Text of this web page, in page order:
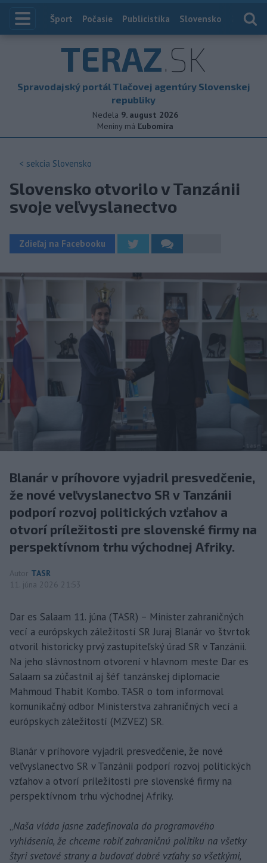
Index
Šport Počasie Publicistika Slovensko
TERAZ.SK
Spravodajský portál Tlačovej agentúry Slovenskej
republiky
Nedela 9. august 2026
Meniny má Ľubomíra
< sekcia Slovensko
Slovensko otvorilo v Tanzánii
svoje veľvyslanectvo
Zdieľaj na Facebooku
Blanár v príhovore vyjadril presvedčenie,
že nové veľvyslanectvo SR v Tanzánii
podporí rozvoj politických vzťahov a
otvorí príležitosti pre slovenské firmy na
perspektívnom trhu východnej Afriky.
Autor TASR
11. júna 2026 21:53
Dar es Salaam 11. júna (TASR) – Minister zahraničných
vecí a európskych záležitostí SR Juraj Blanár vo štvrtok
otvoril historicky prvý zastupiteľský úrad SR v Tanzánii.
Na jeho slávnostnom otvorení v hlavnom meste Dar es
Salaam sa zúčastnil aj šéf tanzánskej diplomacie
Mahmoud Thabit Kombo. TASR o tom informoval
komunikačný odbor Ministerstva zahraničných vecí a
európskych záležitostí (MZVEZ) SR.
Blanár v príhovore vyjadril presvedčenie, že nové
veľvyslanectvo SR v Tanzánii podporí rozvoj politických
vzťahov a otvorí príležitosti pre slovenské firmy na
perspektívnom trhu východnej Afriky.
„Naša vláda jasne zadefinovala do programového
vyhlásenia, že chceme robiť zahraničnú politiku na všetky
štyri svetové strany a budovať dobré vzťahy so všetkými,